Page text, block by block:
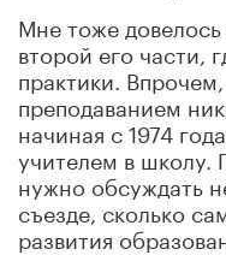
Мне тоже
второй его части,
практики.
преподаванием
начиная с 1974
учителем в школу.
нужно обсуждать
съезде, сколько
развития